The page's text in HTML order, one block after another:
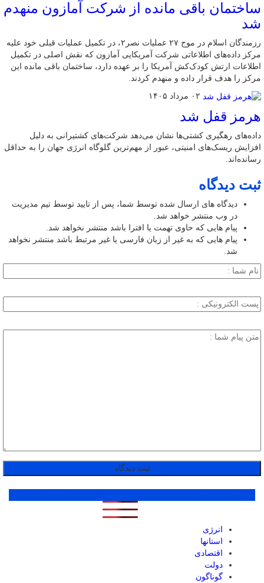
ساختمان باقی مانده از شرکت آمازون منهدم
شد
رزمندگان اسلام در موج ۲۷ عملیات نصر۲، در تکمیل عملیات قبلی خود علیه
مرکز داده‌های اطلاعاتی شرکت آمریکایی آمازون که نقش اصلی در تکمیل
اطلاعات ارتش کودک‌کش آمریکا را بر عهده دارد، ساختمان باقی مانده این
مرکز را هدف قرار داده و منهدم کردند.
۰۲ مرداد ۱۴۰۵
هرمز قفل شد
داده‌های رهگیری کشتی‌ها نشان می‌دهد شرکت‌های کشتیرانی به دلیل
افزایش ریسک‌های امنیتی، عبور از مهم‌ترین گلوگاه انرژی جهان را به حداقل
رسانده‌اند.
ثبت دیدگاه
دیدگاه های ارسال شده توسط شما، پس از تایید توسط تیم مدیریت
در وب منتشر خواهد شد.
پیام هایی که حاوی تهمت یا افترا باشد منتشر نخواهد شد.
پیام هایی که به غیر از زبان فارسی یا غیر مرتبط باشد منتشر نخواهد
شد.
انرژی
استانها
اقتصادی
دولت
گوناگون